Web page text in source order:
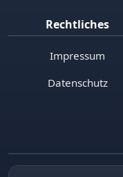
Rechtliches
Impressum
Datenschutz